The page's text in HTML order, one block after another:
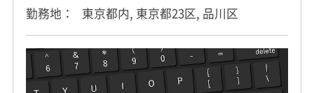
勤務地 東京都内, 東京都23区, 品川区